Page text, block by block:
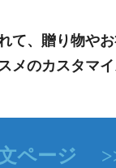
て、贈り物や
メのカスタマ
文ページ